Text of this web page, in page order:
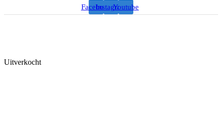
FacebookInstagramYoutube
Uitverkocht